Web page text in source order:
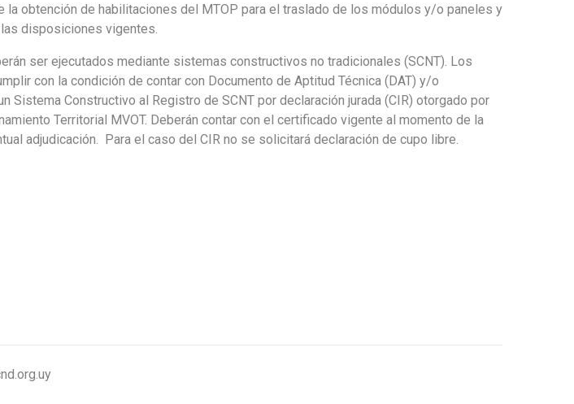
la obtención de habilitaciones del MTOP para el traslado de los módulos y/o paneles y
disposiciones vigentes.
ser ejecutados mediante sistemas constructivos no tradicionales (SCNT). Los
con la condición de contar con Documento de Aptitud Técnica (DAT) y/o
Sistema Constructivo al Registro de SCNT por declaración jurada (CIR) otorgado por
Territorial MVOT. Deberán contar con el certificado vigente al momento de la
adjudicación. Para el caso del CIR no se solicitará declaración de cupo libre.